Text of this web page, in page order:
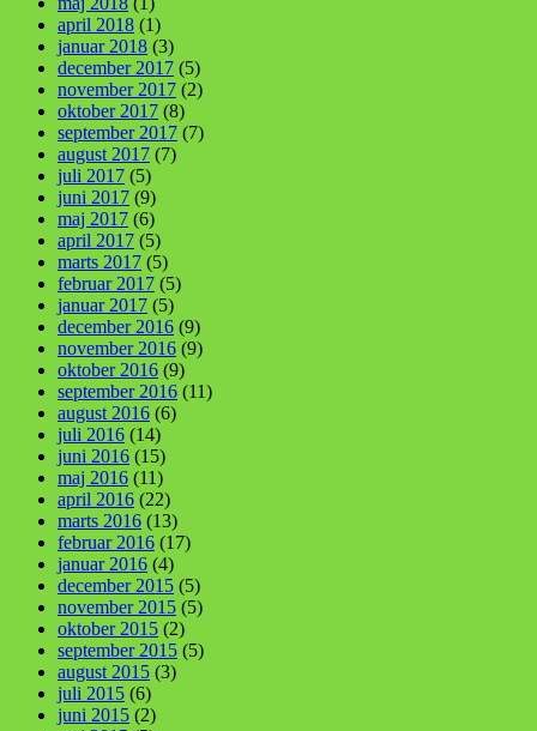
april 2018 (1)
januar 2018 (3)
december 2017 (5)
november 2017 (2)
oktober 2017 (8)
september 2017 (7)
august 2017 (7)
juli 2017 (5)
juni 2017 (9)
maj 2017 (6)
april 2017 (5)
marts 2017 (5)
februar 2017 (5)
januar 2017 (5)
december 2016 (9)
november 2016 (9)
oktober 2016 (9)
september 2016 (11)
august 2016 (6)
juli 2016 (14)
juni 2016 (15)
maj 2016 (11)
april 2016 (22)
marts 2016 (13)
februar 2016 (17)
januar 2016 (4)
december 2015 (5)
november 2015 (5)
oktober 2015 (2)
september 2015 (5)
august 2015 (3)
juli 2015 (6)
juni 2015 (2)